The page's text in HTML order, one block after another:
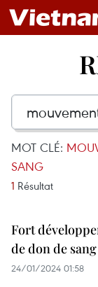
MOT CLÉ:
SANG
1 Résultat
Fort
de don de
24/01/2024 01:58